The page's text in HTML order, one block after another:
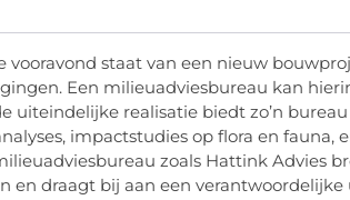
vooravond staat van een nieuw
Een milieuadviesbureau kan
uiteindelijke realisatie biedt zo’n
impactstudies op flora en fauna,
zoals Hattink Advies
en draagt bij aan een